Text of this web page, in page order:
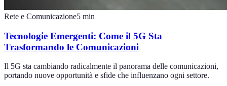
Rete e Comunicazione5 min
Tecnologie Emergenti: Come il 5G Sta
Trasformando le Comunicazioni
Il 5G sta cambiando radicalmente il panorama delle comunicazioni,
portando nuove opportunità e sfide che influenzano ogni settore.